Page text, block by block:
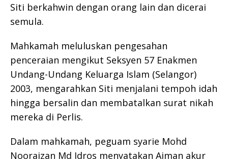
Siti berkahwin dengan orang lain dan dicerai
semula.
Mahkamah meluluskan pengesahan
penceraian mengikut Seksyen 57 Enakmen
Undang-Undang Keluarga Islam (Selangor)
2003, mengarahkan Siti menjalani tempoh idah
hingga bersalin dan membatalkan surat nikah
mereka di Perlis.
Dalam mahkamah, peguam syarie Mohd
Nooraizan Md Idros menyatakan Aiman akur